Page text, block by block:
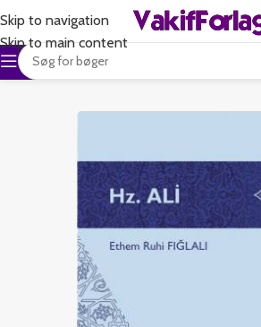
Skip to navigation
Skip to main content